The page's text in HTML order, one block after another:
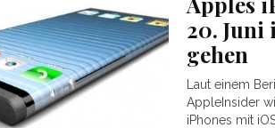
20. Juni
gehen
Laut einem
AppleInsider
iPhones mit